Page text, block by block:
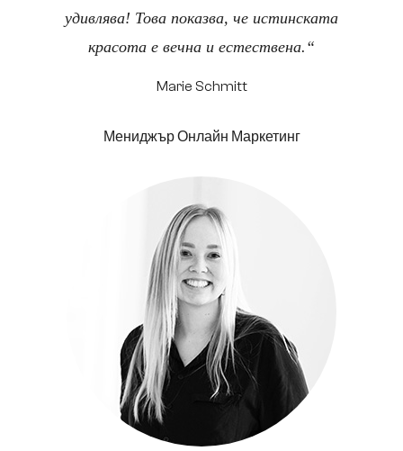
удивлява! Това показва, че истинската
красота е вечна и естествена.“
Marie Schmitt
Мениджър Онлайн Маркетинг